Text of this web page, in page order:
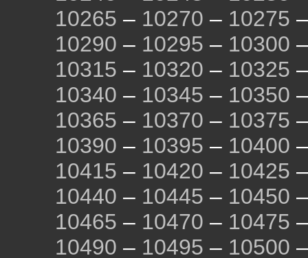
10265 – 10270 – 10275
10290 – 10295 – 10300
10315 – 10320 – 10325
10340 – 10345 – 10350
10365 – 10370 – 10375
10390 – 10395 – 10400
10415 – 10420 – 10425
10440 – 10445 – 10450
10465 – 10470 – 10475
10490 – 10495 – 10500